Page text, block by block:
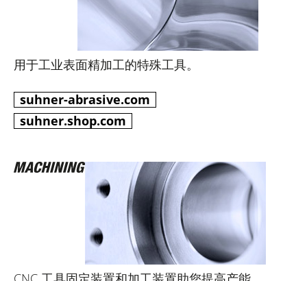
用于工业表面精加工的特殊工具。
suhner-abrasive.com
suhner.shop.com